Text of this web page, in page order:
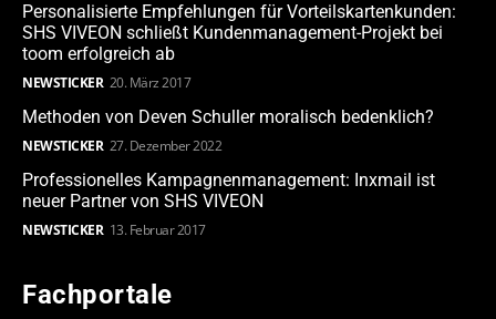
Personalisierte Empfehlungen für Vorteilskartenkunden:
SHS VIVEON schließt Kundenmanagement-Projekt bei
toom erfolgreich ab
NEWSTICKER 20. März 2017
Methoden von Deven Schuller moralisch bedenklich?
NEWSTICKER 27. Dezember 2022
Professionelles Kampagnenmanagement: Inxmail ist
neuer Partner von SHS VIVEON
NEWSTICKER 13. Februar 2017
Fachportale